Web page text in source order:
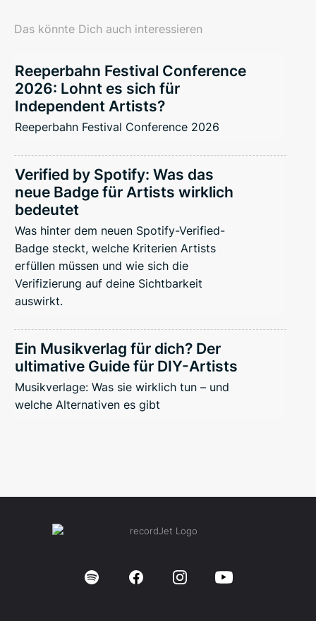
Das könnte Dich auch interessieren
Reeperbahn Festival Conference
2026: Lohnt es sich für
Independent Artists?
Reeperbahn Festival Conference 2026
Verified by Spotify: Was das
neue Badge für Artists wirklich
bedeutet
Was hinter dem neuen Spotify-Verified-
Badge steckt, welche Kriterien Artists
erfüllen müssen und wie sich die
Verifizierung auf deine Sichtbarkeit
auswirkt.
Ein Musikverlag für dich? Der
ultimative Guide für DIY-Artists
Musikverlage: Was sie wirklich tun – und
welche Alternativen es gibt